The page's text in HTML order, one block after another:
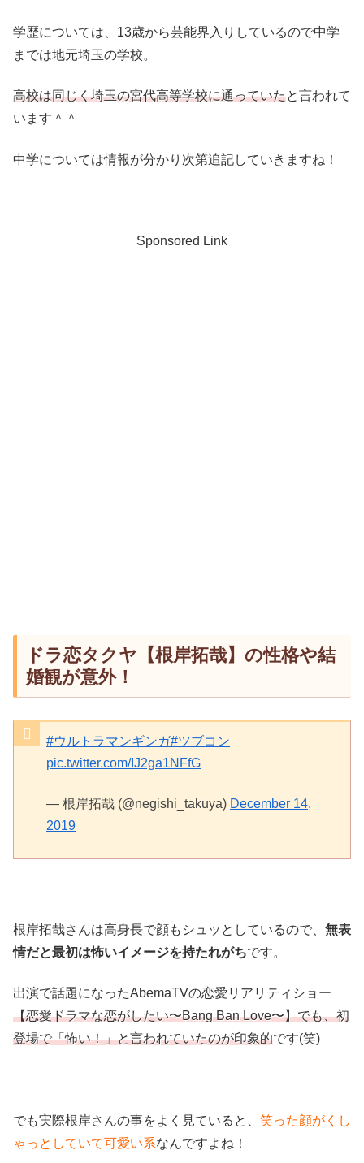
学歴については、13歳から芸能界入りしているので中学
までは地元埼玉の学校。
高校は同じく埼玉の宮代高等学校に通っていたと言われて
います＾＾
中学については情報が分かり次第追記していきますね！
Sponsored Link
ドラ恋タクヤ【根岸拓哉】の性格や結
婚観が意外！
#ウルトラマンギンガ#ツブコン
pic.twitter.com/IJ2ga1NFfG
— 根岸拓哉 (@negishi_takuya) December 14,
2019
根岸拓哉さんは高身長で顔もシュッとしているので、 無表
情だと最初は怖いイメージを持たれがちです。
出演で話題になったAbemaTVの恋愛リアリティショー
【恋愛ドラマな恋がしたい〜Bang Ban Love〜】でも、初
登場で「怖い！」と言われていたのが印象的です(笑)
でも実際根岸さんの事をよく見ていると、 笑った顔がくし
ゃっとしていて可愛い系なんですよね！